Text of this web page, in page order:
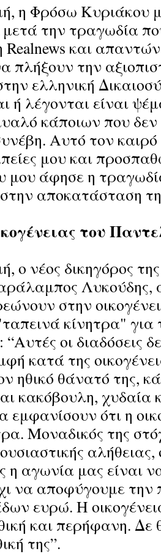
η Φρόσω Κυριάκου
την τραγωδία
και
πλήξουν την
ελληνική
ή λέγονται είναι
κάποιων που δεν
Αυτό τον
μου και
μου άφησε η
αποκατάσταση
του
ο νέος δικηγόρος
Λυκούδης,
στην
κίνητρα" για
οι διαδόσεις
κατά της
ηθικό θάνατό της,
κακόβουλη, χυδαία
εμφανίσουν ότι η
Μοναδικός της
αλήθειας,
η αγωνία μας είναι
να αποφύγουμε
ευρώ. Η
και περήφανη. Δε
της”.